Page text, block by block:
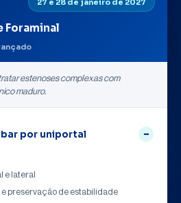
27 e 28 de janeiro de 2027
Foraminal
estenoses complexas com
maduro.
por uniportal
e lateral
preservação de estabilidade